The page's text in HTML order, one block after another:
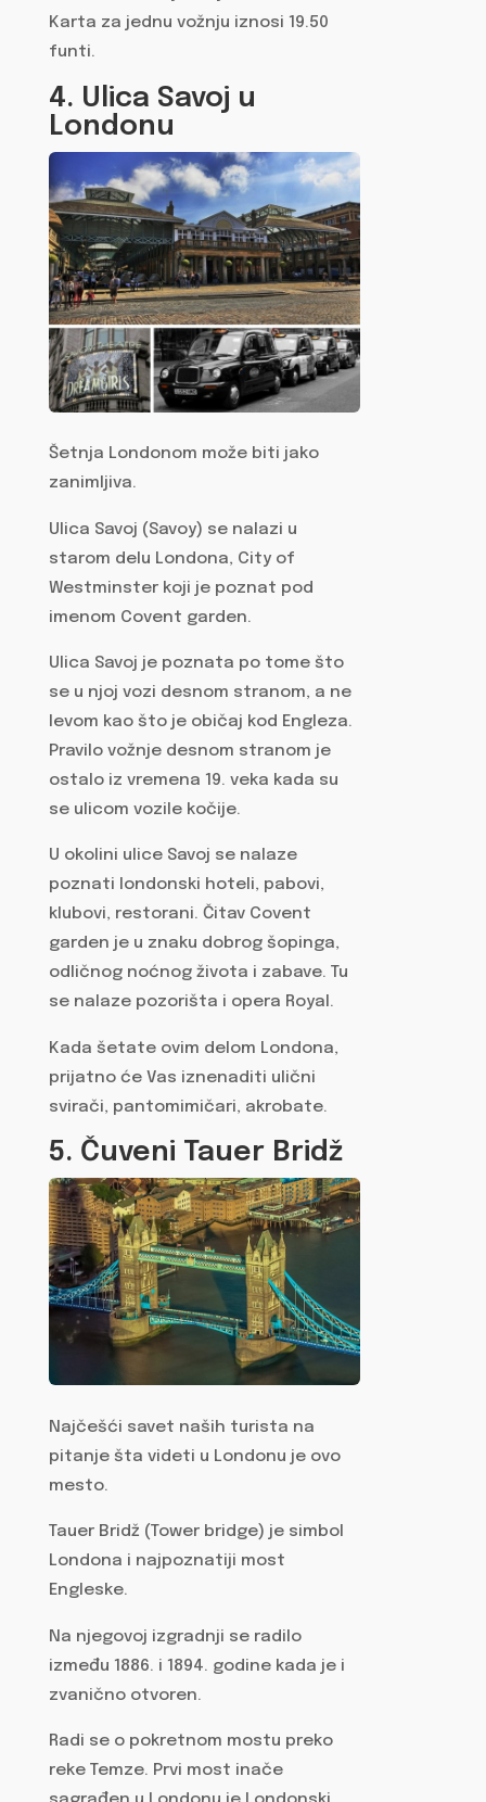
Karta za jednu vožnju iznosi 19.50
funti.
4. Ulica Savoj u
Londonu
Šetnja Londonom može biti jako
zanimljiva.
Ulica Savoj (Savoy) se nalazi u
starom delu Londona, City of
Westminster koji je poznat pod
imenom Covent garden.
Ulica Savoj je poznata po tome što
se u njoj vozi desnom stranom, a ne
levom kao što je običaj kod Engleza.
Pravilo vožnje desnom stranom je
ostalo iz vremena 19. veka kada su
se ulicom vozile kočije.
U okolini ulice Savoj se nalaze
poznati londonski hoteli, pabovi,
klubovi, restorani. Čitav Covent
garden je u znaku dobrog šopinga,
odličnog noćnog života i zabave. Tu
se nalaze pozorišta i opera Royal.
Kada šetate ovim delom Londona,
prijatno će Vas iznenaditi ulični
svirači, pantomimičari, akrobate.
5. Čuveni Tauer Bridž
Najčešći savet naših turista na
pitanje šta videti u Londonu je ovo
mesto.
Tauer Bridž (Tower bridge) je simbol
Londona i najpoznatiji most
Engleske.
Na njegovoj izgradnji se radilo
između 1886. i 1894. godine kada je i
zvanično otvoren.
Radi se o pokretnom mostu preko
reke Temze. Prvi most inače